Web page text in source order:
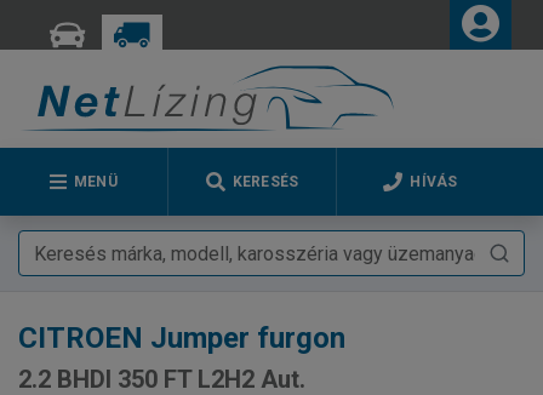
MENÜ KERESÉS HÍVÁS
CITROEN Jumper furgon
2.2 BHDI 350 FT L2H2 Aut.